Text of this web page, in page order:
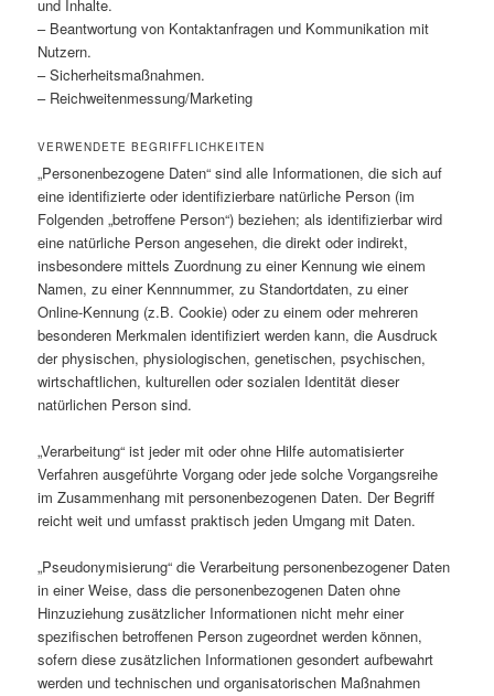
und Inhalte.
– Beantwortung von Kontaktanfragen und Kommunikation mit
Nutzern.
– Sicherheitsmaßnahmen.
– Reichweitenmessung/Marketing
VERWENDETE BEGRIFFLICHKEITEN
„Personenbezogene Daten“ sind alle Informationen, die sich auf
eine identifizierte oder identifizierbare natürliche Person (im
Folgenden „betroffene Person“) beziehen; als identifizierbar wird
eine natürliche Person angesehen, die direkt oder indirekt,
insbesondere mittels Zuordnung zu einer Kennung wie einem
Namen, zu einer Kennnummer, zu Standortdaten, zu einer
Online-Kennung (z.B. Cookie) oder zu einem oder mehreren
besonderen Merkmalen identifiziert werden kann, die Ausdruck
der physischen, physiologischen, genetischen, psychischen,
wirtschaftlichen, kulturellen oder sozialen Identität dieser
natürlichen Person sind.
„Verarbeitung“ ist jeder mit oder ohne Hilfe automatisierter
Verfahren ausgeführte Vorgang oder jede solche Vorgangsreihe
im Zusammenhang mit personenbezogenen Daten. Der Begriff
reicht weit und umfasst praktisch jeden Umgang mit Daten.
„Pseudonymisierung“ die Verarbeitung personenbezogener Daten
in einer Weise, dass die personenbezogenen Daten ohne
Hinzuziehung zusätzlicher Informationen nicht mehr einer
spezifischen betroffenen Person zugeordnet werden können,
sofern diese zusätzlichen Informationen gesondert aufbewahrt
werden und technischen und organisatorischen Maßnahmen